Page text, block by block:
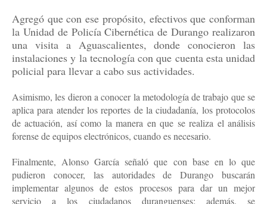
Agregó que con ese propósito, efectivos que conforman
la Unidad de Policía Cibernética de Durango realizaron
una visita a Aguascalientes, donde conocieron las
instalaciones y la tecnología con que cuenta esta unidad
policial para llevar a cabo sus actividades.
Asimismo, les dieron a conocer la metodología de trabajo que se
aplica para atender los reportes de la ciudadanía, los protocolos
de actuación, así como la manera en que se realiza el análisis
forense de equipos electrónicos, cuando es necesario.
Finalmente, Alonso García señaló que con base en lo que
pudieron conocer, las autoridades de Durango buscarán
implementar algunos de estos procesos para dar un mejor
servicio a los ciudadanos duranguenses; además, se